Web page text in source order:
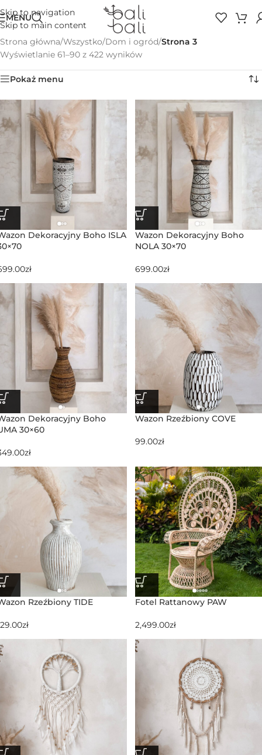
Skip to navigation
Skip to main content
MENU
Strona główna/Wszystko/Dom i ogród/Strona 3
Wyświetlanie 61–90 z 422 wyników
Pokaż menu
Dekoracyjny Boho ISLA
zł
Wazon Dekoracyjny Boho
NOLA 30×70
699.00zł
Dekoracyjny Boho
30×60
zł
Wazon Rzeźbiony COVE
99.00zł
Rzeźbiony TIDE
zł
Fotel Rattanowy PAW
2,499.00zł